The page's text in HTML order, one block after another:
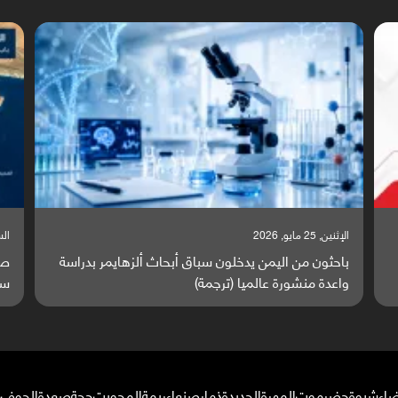
السبت, 23 مايو, 2026
صراع دولي يتصاعد قرب اليمن والبحر الأحمر يتحول إلى
ساحة مواجهة عالمية (ترجمة)